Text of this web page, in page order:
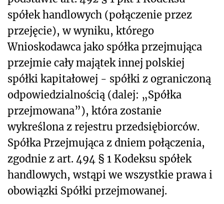
spółek handlowych (połączenie przez
przejęcie), w wyniku, którego
Wnioskodawca jako spółka przejmująca
przejmie cały majątek innej polskiej
spółki kapitałowej - spółki z ograniczoną
odpowiedzialnością (dalej: „Spółka
przejmowana”), która zostanie
wykreślona z rejestru przedsiębiorców.
Spółka Przejmująca z dniem połączenia,
zgodnie z art. 494 § 1 Kodeksu spółek
handlowych, wstąpi we wszystkie prawa i
obowiązki Spółki przejmowanej.